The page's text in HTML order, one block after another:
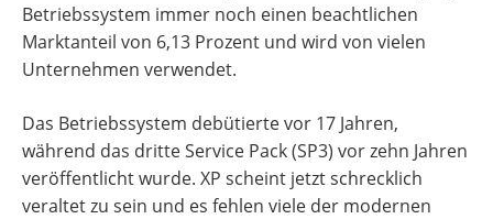
Betriebssystem immer noch einen beachtlichen
Marktanteil von 6,13 Prozent und wird von vielen
Unternehmen verwendet.
Das Betriebssystem debütierte vor 17 Jahren,
während das dritte Service Pack (SP3) vor zehn Jahren
veröffentlicht wurde. XP scheint jetzt schrecklich
veraltet zu sein und es fehlen viele der modernen